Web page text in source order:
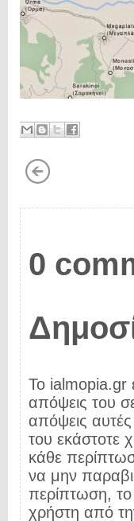
0
Το ialmopia.gr
απόψεις του
απόψεις
του εκάστοτε
κάθε
να μην
περίπτωση, το
χρήστη από